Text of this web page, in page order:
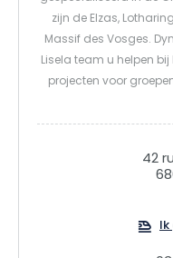
zijn de Elzas,
Massif des Vosges.
Lisela team u helpen
projecten voor
(koppels,
ontdekkingstochten"
(wijn en
We bieden ook
42